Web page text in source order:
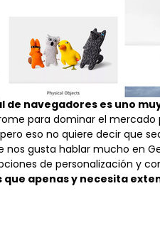
de navegadores es uno
para dominar el mercado
eso no quiere decir que
nos gusta hablar mucho en
de personalización y
apenas y necesita